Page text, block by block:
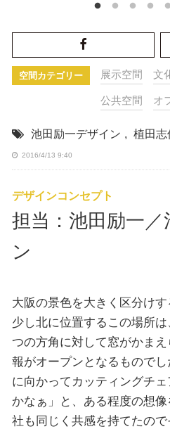
空間カテゴリー 展示空間 文
公共空間 オ
池田励一デザイン , 植田志
2016/4/13 9:40
デザインコンセプト
担当：池田励一／
ン
大阪の景色を大きく区分け
少し北に位置するこの場所
つの方角に対して窓がかま
報がオープンとなるもので
に向かってカッティングチ
かなぁ」と、ある程度の想
社も同じく共感を持てたの